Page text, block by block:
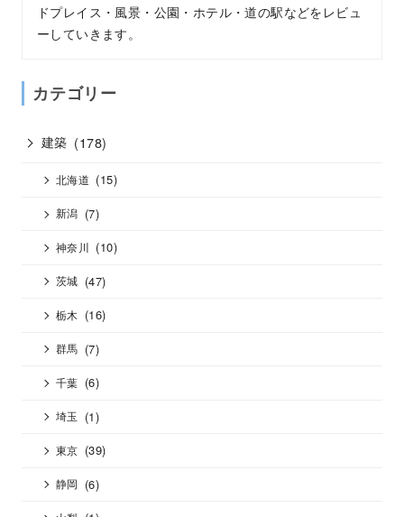
ドプレイス・風景・公園・ホテル・道の駅などをレビュ
ーしていきます。
カテゴリー
建築 (178)
北海道 (15)
新潟 (7)
神奈川 (10)
茨城 (47)
栃木 (16)
群馬 (7)
千葉 (6)
埼玉 (1)
東京 (39)
静岡 (6)